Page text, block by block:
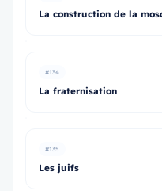
#134
La fraternisation
#135
Les juifs